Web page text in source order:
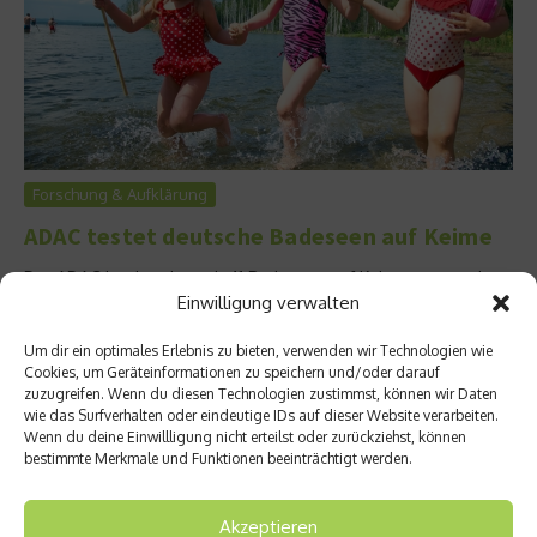
Einwilligung verwalten
Um dir ein optimales Erlebnis zu bieten, verwenden wir Technologien wie
Cookies, um Geräteinformationen zu speichern und/oder darauf
zuzugreifen. Wenn du diesen Technologien zustimmst, können wir Daten
wie das Surfverhalten oder eindeutige IDs auf dieser Website verarbeiten.
Wenn du deine Einwillligung nicht erteilst oder zurückziehst, können
bestimmte Merkmale und Funktionen beeinträchtigt werden.
Akzeptieren
Forschung & Aufklärung
ADAC testet deutsche Badeseen auf Keime
Der ADAC hat bundesweit 41 Badeseen auf Keime untersucht.
Die Qualität der Gewässer schwankt – jede siebte Messung
Frankfurt und München ab....
Weiterlesen
Aktuelles
müssen Sie kennen